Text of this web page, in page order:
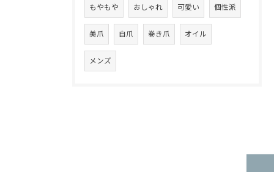
もやもや おしゃれ 可愛い 個性派
美爪 自爪 巻き爪 オイル
メンズ